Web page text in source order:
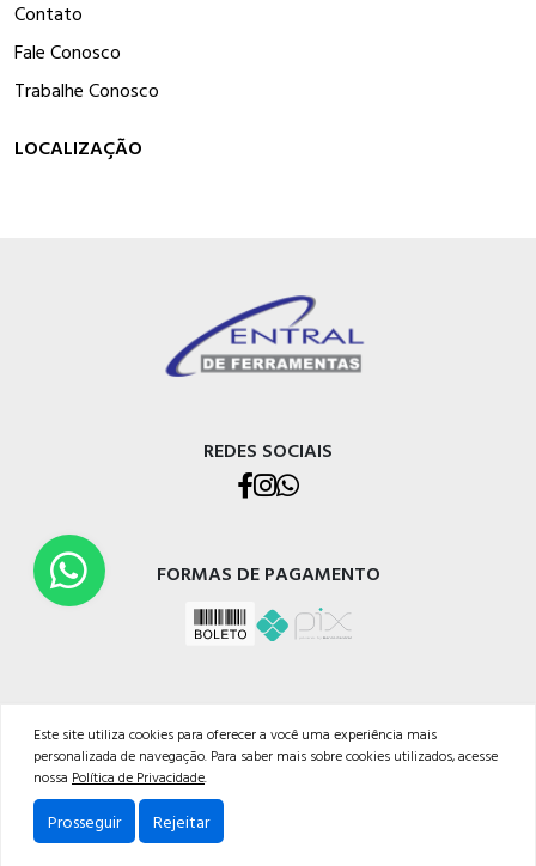
Contato
Fale Conosco
Trabalhe Conosco
LOCALIZAÇÃO
REDES SOCIAIS
FORMAS DE PAGAMENTO
CENTRAL DE FERRAMENTAS GMR LTDA
CNPJ: 07.404.480/0001-03
Av. Perimetral Bruno Segalla, 11039
Cep: 95098-752 - Caxias do Sul-RS
Este site utiliza cookies para oferecer a você uma experiência mais
personalizada de navegação. Para saber mais sobre cookies utilizados, acesse
nossa Política de Privacidade.
Prosseguir Rejeitar